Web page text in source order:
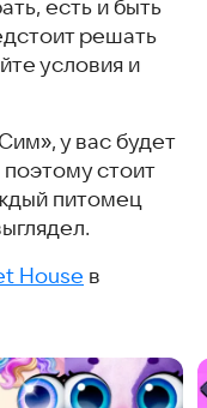
есть и быть
решать
условия и
у вас будет
стоит
питомец
House в